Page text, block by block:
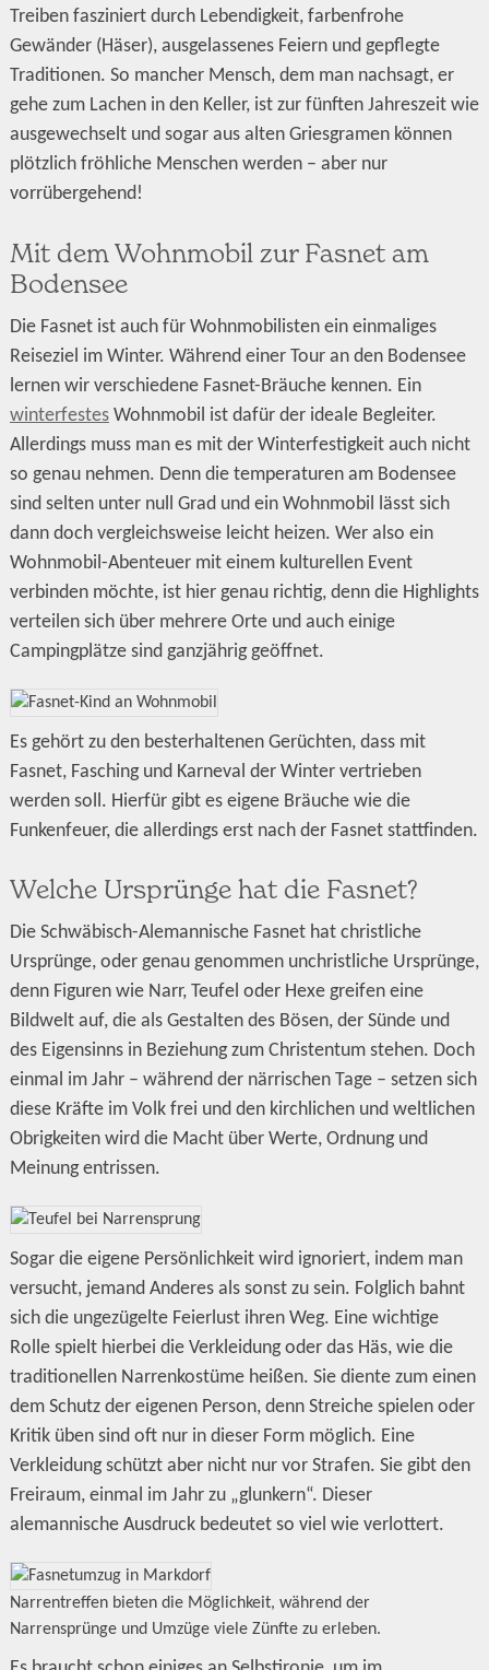
Treiben fasziniert durch Lebendigkeit, farbenfrohe
Gewänder (Häser), ausgelassenes Feiern und gepflegte
Traditionen. So mancher Mensch, dem man nachsagt, er
gehe zum Lachen in den Keller, ist zur fünften Jahreszeit wie
ausgewechselt und sogar aus alten Griesgramen können
plötzlich fröhliche Menschen werden – aber nur
vorrübergehend!
Mit dem Wohnmobil zur Fasnet am
Bodensee
Die Fasnet ist auch für Wohnmobilisten ein einmaliges
Reiseziel im Winter. Während einer Tour an den Bodensee
lernen wir verschiedene Fasnet-Bräuche kennen. Ein
winterfestesWohnmobil ist dafür der ideale Begleiter.
Allerdings muss man es mit der Winterfestigkeit auch nicht
so genau nehmen. Denn die temperaturen am Bodensee
sind selten unter null Grad und ein Wohnmobil lässt sich
dann doch vergleichsweise leicht heizen. Wer also ein
Wohnmobil-Abenteuer mit einem kulturellen Event
verbinden möchte, ist hier genau richtig, denn die Highlights
verteilen sich über mehrere Orte und auch einige
Campingplätze sind ganzjährig geöffnet.
Es gehört zu den besterhaltenen Gerüchten, dass mit
Fasnet, Fasching und Karneval der Winter vertrieben
werden soll. Hierfür gibt es eigene Bräuche wie die
Funkenfeuer, die allerdings erst nach der Fasnet stattfinden.
Welche Ursprünge hat die Fasnet?
Die Schwäbisch-Alemannische Fasnet hat christliche
Ursprünge, oder genau genommen unchristliche Ursprünge,
denn Figuren wie Narr, Teufel oder Hexe greifen eine
Bildwelt auf, die als Gestalten des Bösen, der Sünde und
des Eigensinns in Beziehung zum Christentum stehen. Doch
einmal im Jahr – während der närrischen Tage – setzen sich
diese Kräfte im Volk frei und den kirchlichen und weltlichen
Obrigkeiten wird die Macht über Werte, Ordnung und
Meinung entrissen.
Sogar die eigene Persönlichkeit wird ignoriert, indem man
versucht, jemand Anderes als sonst zu sein. Folglich bahnt
sich die ungezügelte Feierlust ihren Weg. Eine wichtige
Rolle spielt hierbei die Verkleidung oder das Häs, wie die
traditionellen Narrenkostüme heißen. Sie diente zum einen
dem Schutz der eigenen Person, denn Streiche spielen oder
Kritik üben sind oft nur in dieser Form möglich. Eine
Verkleidung schützt aber nicht nur vor Strafen. Sie gibt den
Freiraum, einmal im Jahr zu „glunkern“. Dieser
alemannische Ausdruck bedeutet so viel wie verlottert.
Narrentreffen bieten die Möglichkeit, während der
Narrensprünge und Umzüge viele Zünfte zu erleben.